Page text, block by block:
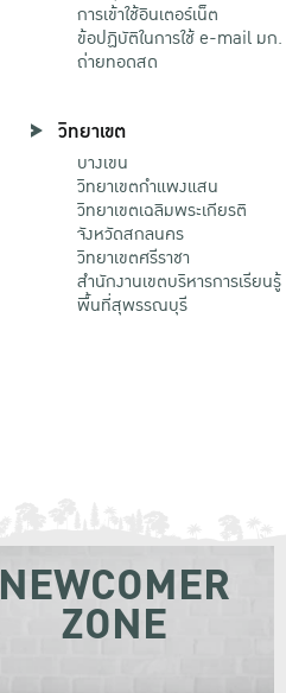
การเข้าใช้อินเตอร์เน็ต
ข้อปฏิบัติในการใช้ e-mail มก.
ถ่ายทอดสด
วิทยาเขต
บางเขน
วิทยาเขตกําแพงแสน
วิทยาเขตเฉลิมพระเกียรติ
จังหวัดสกลนคร
วิทยาเขตศรีราชา
สำนักงานเขตบริหารการเรียนรู้
พื้นที่สุพรรณบุรี
NEWCOMER
ZONE